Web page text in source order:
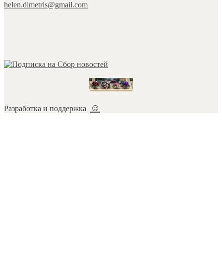
helen.dimetris@gmail.com
Разработка и поддержка ☺